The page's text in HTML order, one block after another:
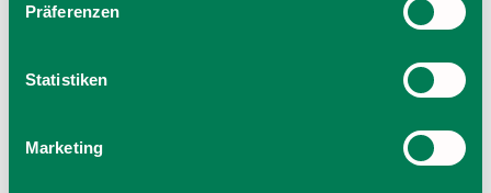
Präferenzen
Statistiken
Marketing